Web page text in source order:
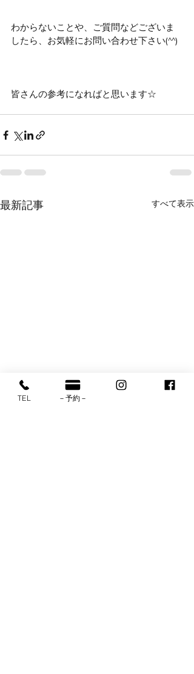
わからないことや、ご質問などございま
したら、お気軽にお問い合わせ下さい(^^)
皆さんの参考になればと思います☆
最新記事 すべて表示
TEL －予約－